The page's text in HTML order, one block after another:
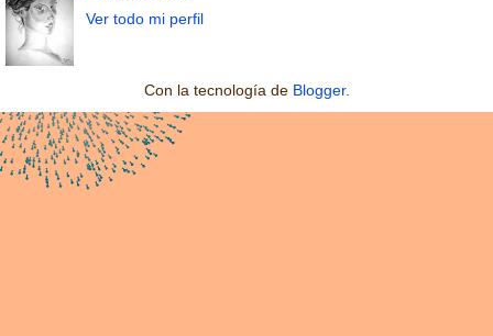
Ver todo mi perfil
Con la tecnología de Blogger.